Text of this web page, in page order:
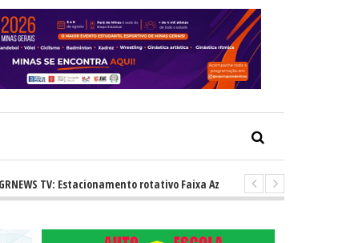
TV: Estacionamento rotativo Faixa Azul e novos radares urbanos